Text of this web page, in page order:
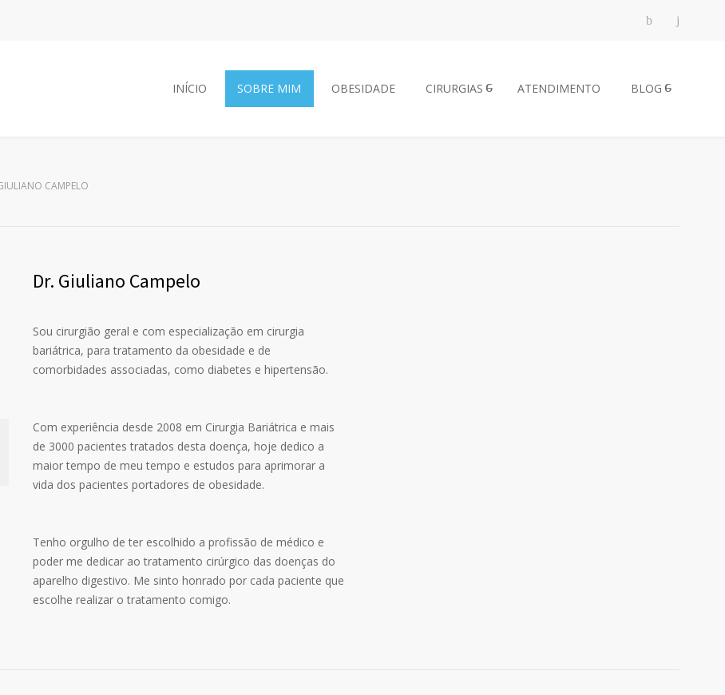
INÍCIO SOBRE MIM OBESIDADE CIRURGIAS ATENDIMENTO BLOG
CAMPELO
Dr. Giuliano Campelo
Sou cirurgião geral e com especialização em cirurgia
bariátrica, para tratamento da obesidade e de
comorbidades associadas, como diabetes e hipertensão.
Com experiência desde 2008 em Cirurgia Bariátrica e mais
de 3000 pacientes tratados desta doença, hoje dedico a
maior tempo de meu tempo e estudos para aprimorar a
vida dos pacientes portadores de obesidade.
Tenho orgulho de ter escolhido a profissão de médico e
poder me dedicar ao tratamento cirúrgico das doenças do
aparelho digestivo. Me sinto honrado por cada paciente que
escolhe realizar o tratamento comigo.